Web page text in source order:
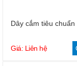
Dây cắm tiêu chuẩn
Giá: Liên hệ